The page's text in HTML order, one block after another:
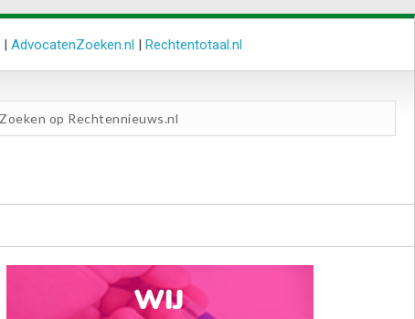
| AdvocatenZoeken.nl | Rechtentotaal.nl